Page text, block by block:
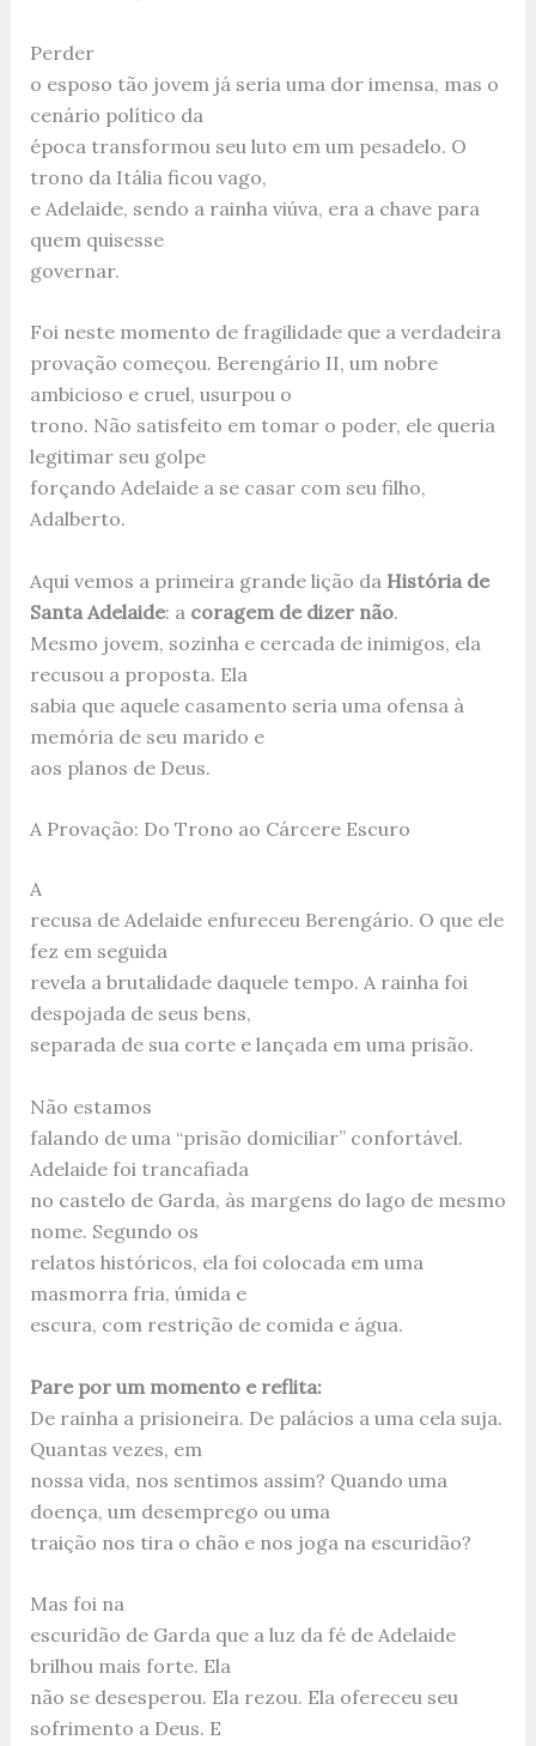
Perder
o esposo tão jovem já seria uma dor imensa, mas o
cenário político da
época transformou seu luto em um pesadelo. O
trono da Itália ficou vago,
e Adelaide, sendo a rainha viúva, era a chave para
quem quisesse
governar.
Foi neste momento de fragilidade que a verdadeira
provação começou. Berengário II, um nobre
ambicioso e cruel, usurpou o
trono. Não satisfeito em tomar o poder, ele queria
legitimar seu golpe
forçando Adelaide a se casar com seu filho,
Adalberto.
Aqui vemos a primeira grande lição da História de
Santa Adelaide: a coragem de dizer não.
Mesmo jovem, sozinha e cercada de inimigos, ela
recusou a proposta. Ela
sabia que aquele casamento seria uma ofensa à
memória de seu marido e
aos planos de Deus.
A Provação: Do Trono ao Cárcere Escuro
A
recusa de Adelaide enfureceu Berengário. O que ele
fez em seguida
revela a brutalidade daquele tempo. A rainha foi
despojada de seus bens,
separada de sua corte e lançada em uma prisão.
Não estamos
falando de uma “prisão domiciliar” confortável.
Adelaide foi trancafiada
no castelo de Garda, às margens do lago de mesmo
nome. Segundo os
relatos históricos, ela foi colocada em uma
masmorra fria, úmida e
escura, com restrição de comida e água.
Pare por um momento e reflita:
De rainha a prisioneira. De palácios a uma cela suja.
Quantas vezes, em
nossa vida, nos sentimos assim? Quando uma
doença, um desemprego ou uma
traição nos tira o chão e nos joga na escuridão?
Mas foi na
escuridão de Garda que a luz da fé de Adelaide
brilhou mais forte. Ela
não se desesperou. Ela rezou. Ela ofereceu seu
sofrimento a Deus. E